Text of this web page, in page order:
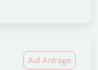
Auf Anfrage